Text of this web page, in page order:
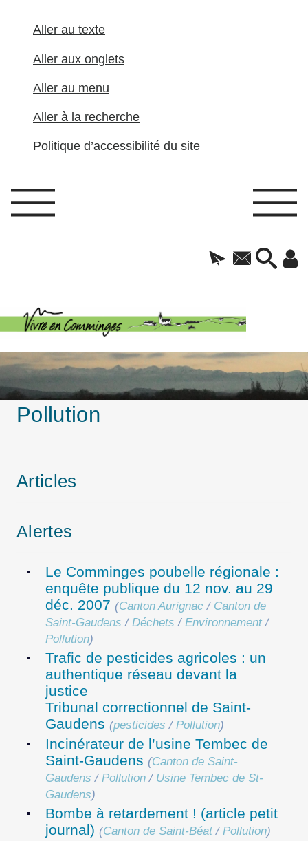
Aller au texte
Aller aux onglets
Aller au menu
Aller à la recherche
Politique d’accessibilité du site
Pollution
Articles
Alertes
Le Comminges poubelle régionale :
enquête publique du 12 nov. au 29
déc. 2007 (Canton Aurignac / Canton de
Saint-Gaudens / Déchets / Environnement/
Pollution)
Trafic de pesticides agricoles : un
authentique réseau devant la
justice
Tribunal correctionnel de Saint-
Gaudens (pesticides / Pollution)
Incinérateur de l’usine Tembec de
Saint-Gaudens (Canton de Saint-
Gaudens / Pollution / Usine Tembec de St-
Gaudens)
Bombe à retardement ! (article petit
journal) (Canton de Saint-Béat/ Pollution)